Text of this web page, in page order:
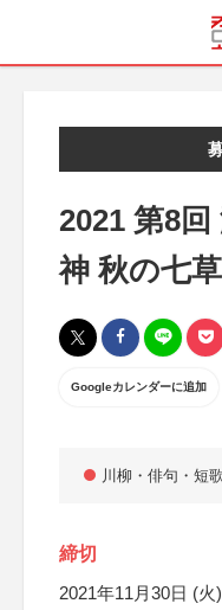
2021 第8
神 秋の七
Googleカレンダーに追加
川柳・俳句・短歌
締切
2021年11月30日 (火)